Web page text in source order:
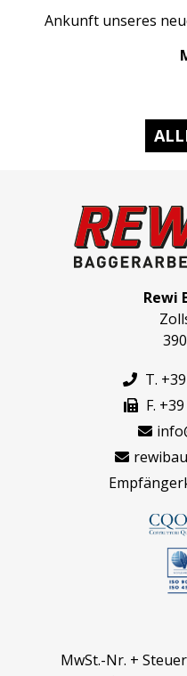
Ankunft unseres
Rewi
T.
F.
MwSt.-Nr. +